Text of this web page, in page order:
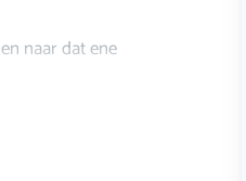
naar dat ene